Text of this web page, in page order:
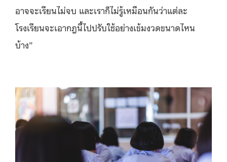
อาจจะเรียนไม่จบ และเราก็ไม่รู้เหมือนกันว่าแต่ละ
โรงเรียนจะเอากฎนี้ไปปรับใช้อย่างเข้มงวดขนาดไหน
บ้าง”